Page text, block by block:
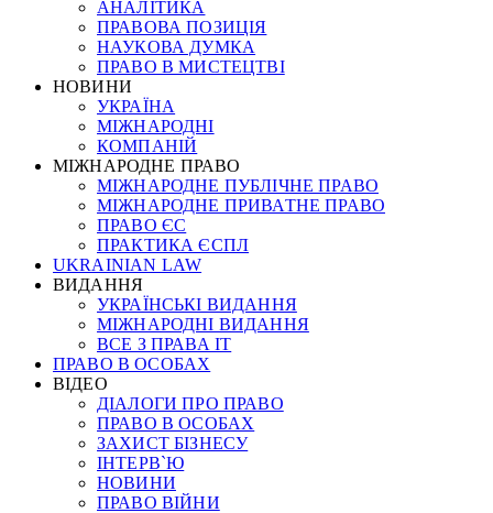
АНАЛІТИКА
ПРАВОВА ПОЗИЦІЯ
НАУКОВА ДУМКА
ПРАВО В МИСТЕЦТВІ
НОВИНИ
УКРАЇНА
МІЖНАРОДНІ
КОМПАНІЙ
МІЖНАРОДНЕ ПРАВО
МІЖНАРОДНЕ ПУБЛІЧНЕ ПРАВО
МІЖНАРОДНЕ ПРИВАТНЕ ПРАВО
ПРАВО ЄС
ПРАКТИКА ЄСПЛ
UKRAINIAN LAW
ВИДАННЯ
УКРАЇНСЬКІ ВИДАННЯ
МІЖНАРОДНІ ВИДАННЯ
ВСЕ З ПРАВА ІТ
ПРАВО В ОСОБАХ
ВІДЕО
ДІАЛОГИ ПРО ПРАВО
ПРАВО В ОСОБАХ
ЗАХИСТ БІЗНЕСУ
ІНТЕРВ`Ю
НОВИНИ
ПРАВО ВІЙНИ